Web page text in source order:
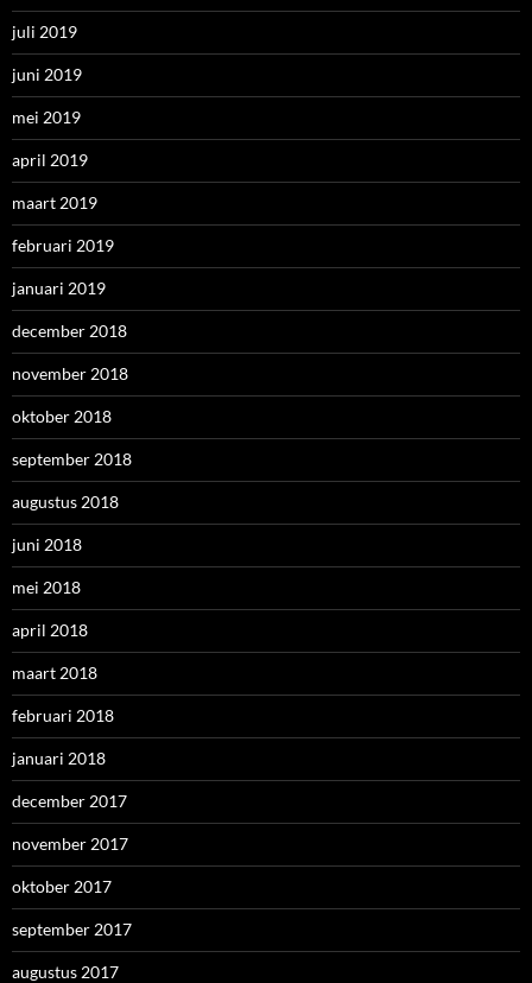
juli 2019
juni 2019
mei 2019
april 2019
maart 2019
februari 2019
januari 2019
december 2018
november 2018
oktober 2018
september 2018
augustus 2018
juni 2018
mei 2018
april 2018
maart 2018
februari 2018
januari 2018
december 2017
november 2017
oktober 2017
september 2017
augustus 2017